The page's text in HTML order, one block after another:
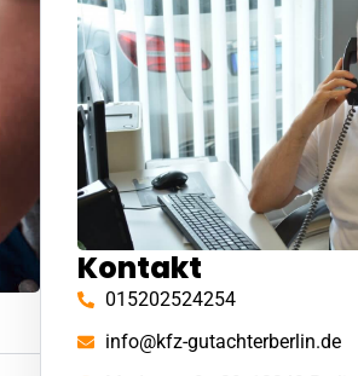
Kontakt
015202524254
info@kfz-gutachterberlin.de